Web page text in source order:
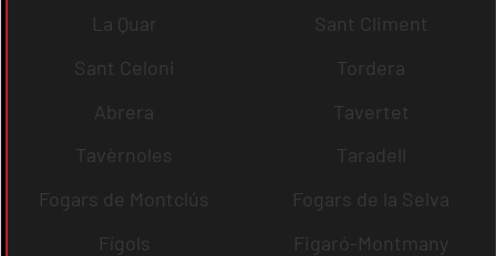
La Quar
Sant Climent
Sant Celoni
Tordera
Abrera
Tavertet
Tavèrnoles
Taradell
Fogars de Montclús
Fogars de la Selva
Fígols
Figaró-Montmany